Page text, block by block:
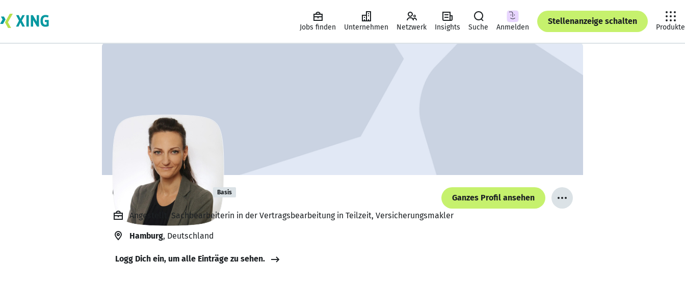
Jobs finden Unternehmen Netzwerk Insights Suche Anmelden
Stellenanzeige schalten
Produkte
Christin Weber Basis
Ganzes Profil ansehen
Angestellt, Sachbearbeiterin in der Vertragsbearbeitung in Teilzeit, Versicherungsmakler
Hamburg, Deutschland
Logg Dich ein, um alle Einträge zu sehen.